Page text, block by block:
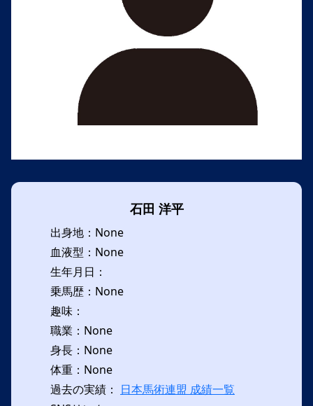
石田 洋平
出身地：None
血液型：None
生年月日：
乗馬歴：None
趣味：
職業：None
身長：None
体重：None
過去の実績： 日本馬術連盟 成績一覧